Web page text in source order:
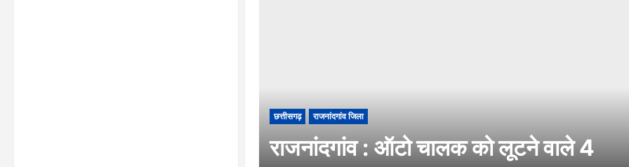
छत्तीसगढ़ राजनांदगांव जिला
राजनांदगांव : ऑटो चालक को लूटने वाले 4